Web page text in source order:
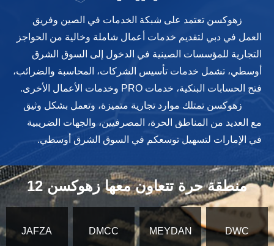
زهوكسن تعتمد على شبكة الخدمات في الصين وفريق
العمل في دبي لتقديم خدمات أعمال شاملة وخالية من الحواجز
التجارية للمؤسسات الصينية في الدخول إلى السوق الشرق
أوسطي، تشمل خدمات تأسيس الشركات، المحاسبة والضرائب،
فتح الحسابات البنكية، خدمات PRO وخدمات الأعمال الأخرى.
زهوكسن تمتلك موارد تجارية متميزة، وتعمل بشكل وثيق
مع العديد من المناطق الحرة، المصرفيين، والجهات الضريبية
في الإمارات لتسهيل توسعكم في السوق الشرق أوسطي.
12 منطقة حرة تتعاون معها زهوكسن
JAFZA DMCC MEYDAN DWC